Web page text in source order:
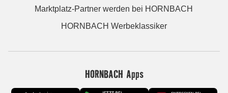
Marktplatz-Partner werden bei HORNBACH
HORNBACH Werbeklassiker
HORNBACH Apps